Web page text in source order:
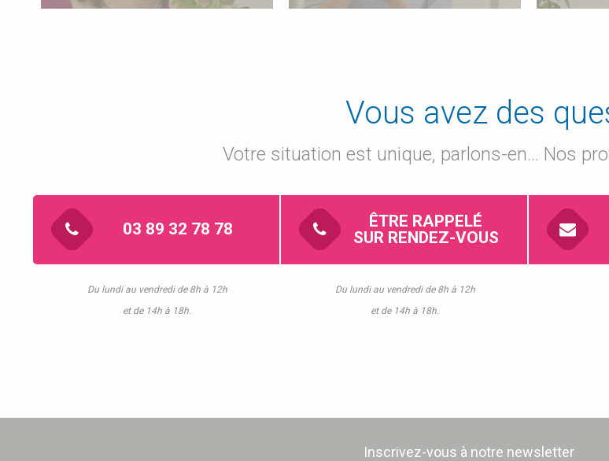
Vous avez des
Votre situation est unique, parlons-en... Nos
03 89 32 78 78
ÊTRE RAPPELÉ
SUR RENDEZ-VOUS
Du lundi au vendredi de 8h à 12h
et de 14h à 18h.
Du lundi au vendredi de 8h à 12h
et de 14h à 18h.
Inscrivez-vous à notre newsletter